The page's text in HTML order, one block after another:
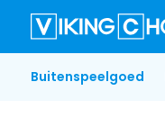
Buitenspeelgoed